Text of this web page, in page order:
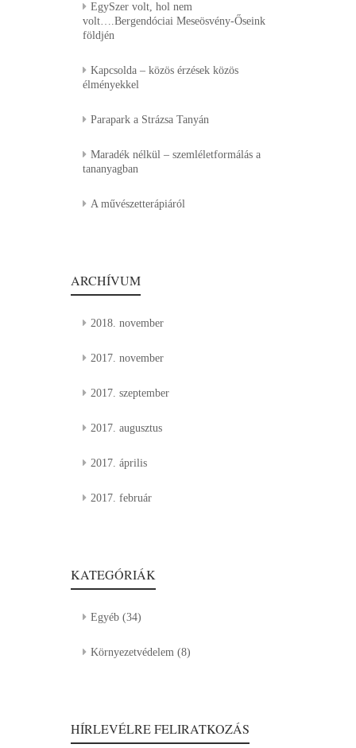
EgySzer volt, hol nem
volt….Bergendóciai Meseösvény-Őseink
földjén
Kapcsolda – közös érzések közös
élményekkel
Parapark a Strázsa Tanyán
Maradék nélkül – szemléletformálás a
tananyagban
A művészetterápiáról
ARCHÍVUM
2018. november
2017. november
2017. szeptember
2017. augusztus
2017. április
2017. február
KATEGÓRIÁK
Egyéb (34)
Környezetvédelem (8)
HÍRLEVÉLRE FELIRATKOZÁS